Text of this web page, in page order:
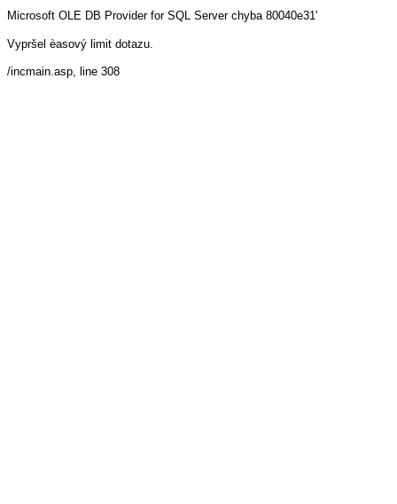
Microsoft OLE DB Provider for SQL Server chyba 80040e31'
Vypršel èasový limit dotazu.
/incmain.asp, line 308